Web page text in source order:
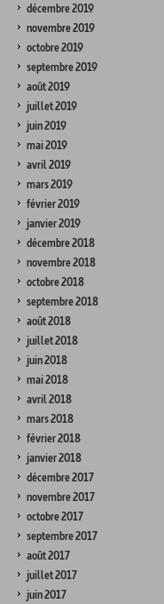
décembre 2019
novembre 2019
octobre 2019
septembre 2019
août 2019
juillet 2019
juin 2019
mai 2019
avril 2019
mars 2019
février 2019
janvier 2019
décembre 2018
novembre 2018
octobre 2018
septembre 2018
août 2018
juillet 2018
juin 2018
mai 2018
avril 2018
mars 2018
février 2018
janvier 2018
décembre 2017
novembre 2017
octobre 2017
septembre 2017
août 2017
juillet 2017
juin 2017